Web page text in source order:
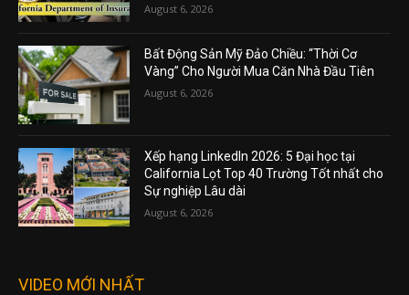
August 6, 2026
Bất Động Sản Mỹ Đảo Chiều: “Thời Cơ
Vàng” Cho Người Mua Căn Nhà Đầu Tiên
August 6, 2026
Xếp hạng LinkedIn 2026: 5 Đại học tại
California Lọt Top 40 Trường Tốt nhất cho
Sự nghiệp Lâu dài
August 6, 2026
VIDEO MỚI NHẤT